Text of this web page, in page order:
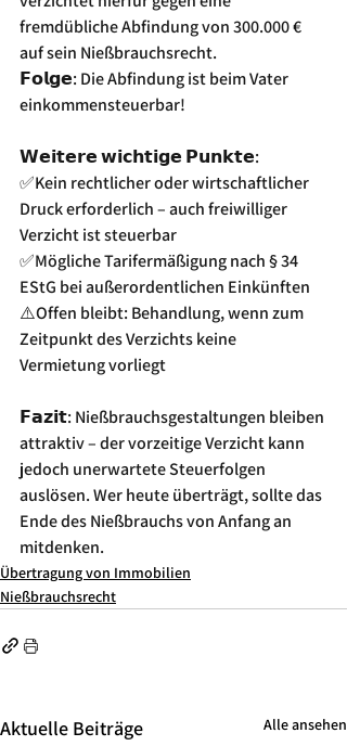
fremdübliche Abfindung von 300.000 €
auf sein Nießbrauchsrecht.
𝗙𝗼𝗹𝗴𝗲: Die Abfindung ist beim Vater
einkommensteuerbar!
𝗪𝗲𝗶𝘁𝗲𝗿𝗲 𝘄𝗶𝗰𝗵𝘁𝗶𝗴𝗲 𝗣𝘂𝗻𝗸𝘁𝗲:
✅Kein rechtlicher oder wirtschaftlicher
Druck erforderlich – auch freiwilliger
Verzicht ist steuerbar
✅Mögliche Tarifermäßigung nach § 34
EStG bei außerordentlichen Einkünften
⚠️Offen bleibt: Behandlung, wenn zum
Zeitpunkt des Verzichts keine
Vermietung vorliegt
𝗙𝗮𝘇𝗶𝘁: Nießbrauchsgestaltungen bleiben
attraktiv – der vorzeitige Verzicht kann
jedoch unerwartete Steuerfolgen
auslösen. Wer heute überträgt, sollte das
Ende des Nießbrauchs von Anfang an
mitdenken.
Übertragung von Immobilien
Nießbrauchsrecht
Aktuelle Beiträge Alle ansehen